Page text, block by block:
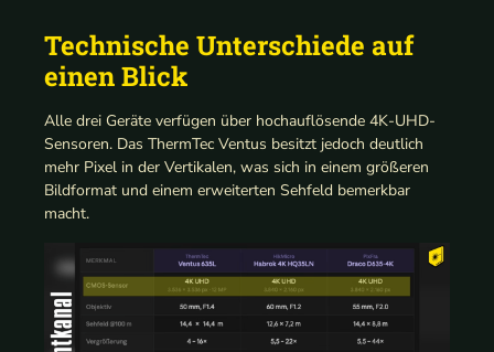
Technische Unterschiede auf
einen Blick
Alle drei Geräte verfügen über hochauflösende 4K-UHD-
Sensoren. Das ThermTec Ventus besitzt jedoch deutlich
mehr Pixel in der Vertikalen, was sich in einem größeren
Bildformat und einem erweiterten Sehfeld bemerkbar
macht.